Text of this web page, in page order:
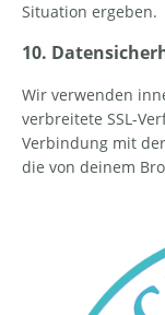
Situation ergeben.
10.
Wir verwenden
verbreitete SSL-
Verbindung mit
die von deinem